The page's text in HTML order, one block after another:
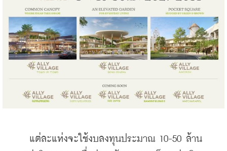
แต่ละแห่งจะใช้งบลงทุนประมาณ 10-50 ล้าน